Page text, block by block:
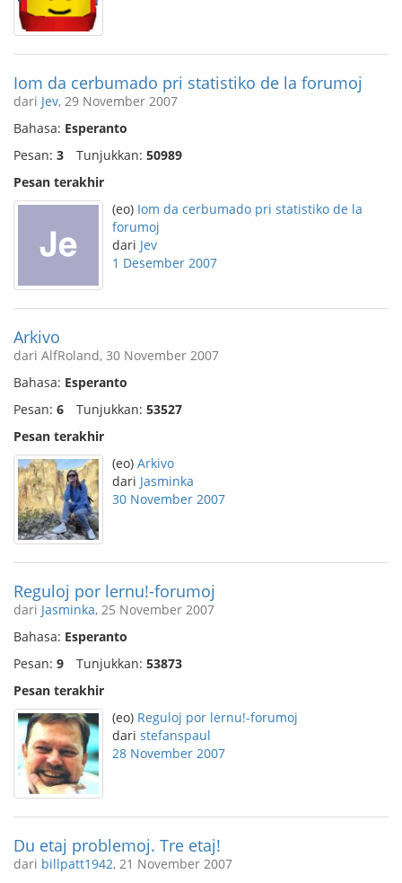
Iom da cerbumado pri statistiko de la forumoj
dari Jev, 29 November 2007
Bahasa: Esperanto
Pesan: 3 Tunjukkan: 50989
Pesan terakhir
(eo) Iom da cerbumado pri statistiko de la
forumoj
dari Jev
1 Desember 2007
Arkivo
dari AlfRoland, 30 November 2007
Bahasa: Esperanto
Pesan: 6 Tunjukkan: 53527
Pesan terakhir
(eo) Arkivo
dari Jasminka
30 November 2007
Reguloj por lernu!-forumoj
dari Jasminka, 25 November 2007
Bahasa: Esperanto
Pesan: 9 Tunjukkan: 53873
Pesan terakhir
(eo) Reguloj por lernu!-forumoj
dari stefanspaul
28 November 2007
Du etaj problemoj. Tre etaj!
dari billpatt1942, 21 November 2007